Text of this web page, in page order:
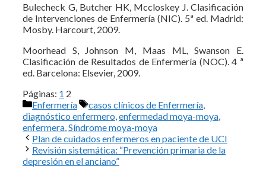
Bulecheck G, Butcher HK, Mccloskey J. Clasificación
de Intervenciones de Enfermería (NIC). 5ª ed. Madrid:
Mosby. Harcourt, 2009.
Moorhead S, Johnson M, Maas ML, Swanson E.
Clasificación de Resultados de Enfermería (NOC). 4 ª
ed. Barcelona: Elsevier, 2009.
Páginas: 1 2
Categorías
Enfermería Etiquetas
casos clínicos de Enfermería
diagnóstico enfermero enfermedad moya-moya
enfermera Síndrome moya-moya
Plan de cuidados enfermeros en paciente de UCI
Revisión sistemática: “Prevención primaria de la
depresión en el anciano”